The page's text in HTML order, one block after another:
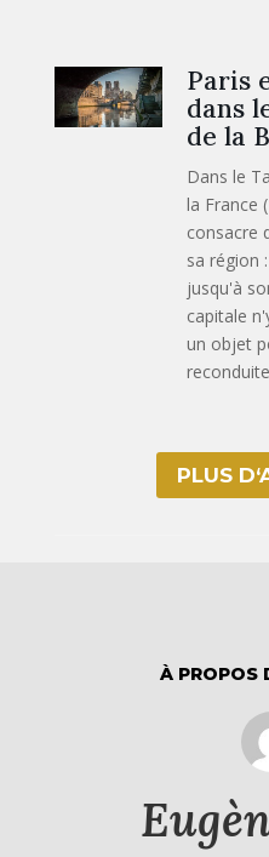
Paris
dans
de la
Dans le
la France
consacre
sa région
jusqu'à
capitale
un objet
PLUS
À PROPOS